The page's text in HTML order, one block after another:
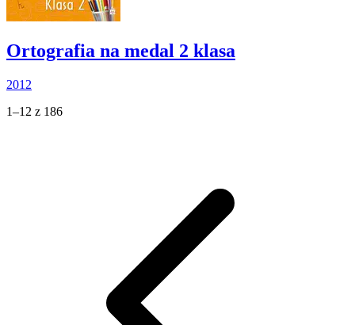
Ortografia na medal 2 klasa
2012
1–12 z 186